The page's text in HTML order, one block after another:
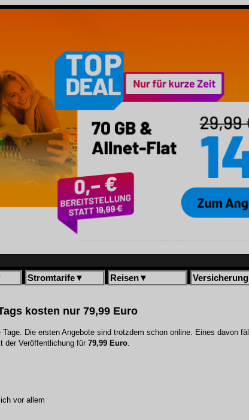
Stromtarife▼ Reisen▼ Versicherung
kosten nur 79,99 Euro
Tage. Die ersten Angebote sind trotzdem schon online. Eines davon
der Veröffentlichung für 79,99 Euro.
vor allem